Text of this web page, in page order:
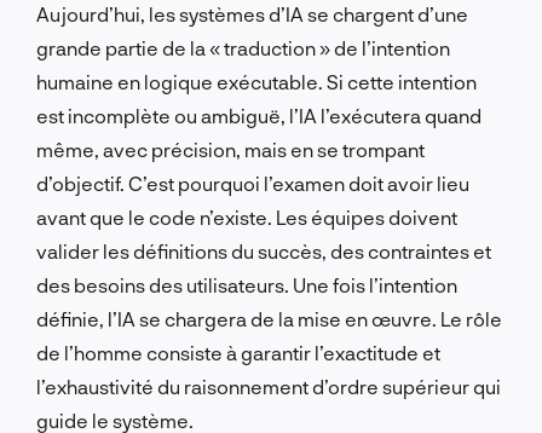
Aujourd’hui, les systèmes d’IA se chargent d’une
grande partie de la « traduction » de l’intention
humaine en logique exécutable. Si cette intention
est incomplète ou ambiguë, l’IA l’exécutera quand
même, avec précision, mais en se trompant
d’objectif. C’est pourquoi l’examen doit avoir lieu
avant que le code n’existe. Les équipes doivent
valider les définitions du succès, des contraintes et
des besoins des utilisateurs. Une fois l’intention
définie, l’IA se chargera de la mise en œuvre. Le rôle
de l’homme consiste à garantir l’exactitude et
l’exhaustivité du raisonnement d’ordre supérieur qui
guide le système.